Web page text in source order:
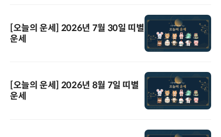
[오늘의 운세] 2026년 7월 30일 띠별
운세
[오늘의 운세] 2026년 8월 7일 띠별
운세